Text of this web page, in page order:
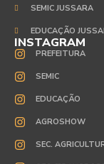
SEMIC JUSSARA
EDUCAÇÃO
INSTAGRAM
PREFEITURA
SEMIC
EDUCAÇÃO
AGROSHOW
SEC.